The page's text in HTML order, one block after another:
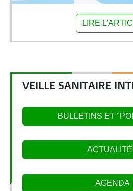
LIRE
VEILLE SANITAIRE
BULLETINS ET
AGENDA